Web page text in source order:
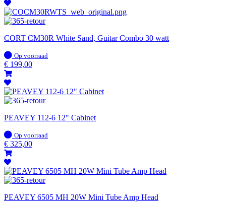
CORT CM30R White Sand, Guitar Combo 30 watt
Op
voorraad
Op voorraad
€ 199,00
PEAVEY 112-6 12" Cabinet
Op
voorraad
Op voorraad
€ 325,00
PEAVEY 6505 MH 20W Mini Tube Amp Head